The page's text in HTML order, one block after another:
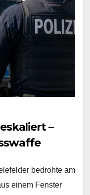
–
bedrohte am
einem Fenster